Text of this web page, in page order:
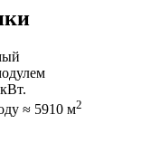
≈ 5910 м2